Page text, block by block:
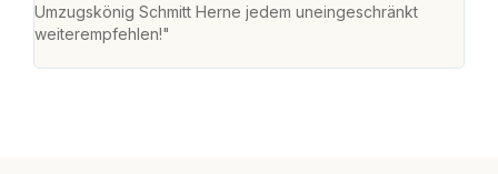
Umzugskönig Schmitt Herne jedem uneingeschränkt
weiterempfehlen!"